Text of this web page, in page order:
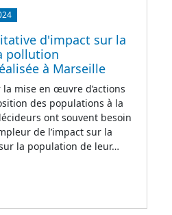
d'impact sur la
pollution
à Marseille
mise en œuvre d’actions
des populations à la
ont souvent besoin
de l’impact sur la
la population de leur…